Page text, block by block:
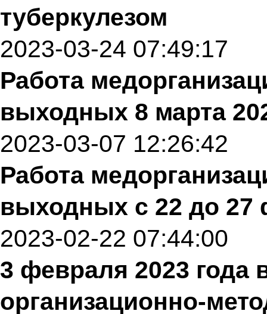
туберкулезом
2023-03-24 07:49:17
Работа
выходных 8 марта
2023-03-07 12:26:42
Работа
выходных с 22 до 27
2023-02-22 07:44:00
3 февраля 2023 года
организационно-